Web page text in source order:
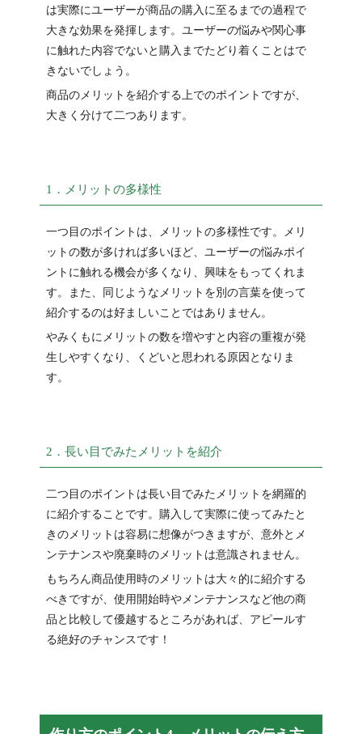
は実際にユーザーが商品の購入に至るまでの過程で
大きな効果を発揮します。ユーザーの悩みや関心事
に触れた内容でないと購入までたどり着くことはで
きないでしょう。
商品のメリットを紹介する上でのポイントですが、
大きく分けて二つあります。
1．メリットの多様性
一つ目のポイントは、メリットの多様性です。メリ
ットの数が多ければ多いほど、ユーザーの悩みポイ
ントに触れる機会が多くなり、興味をもってくれま
す。また、同じようなメリットを別の言葉を使って
紹介するのは好ましいことではありません。
やみくもにメリットの数を増やすと内容の重複が発
生しやすくなり、くどいと思われる原因となりま
す。
2．長い目でみたメリットを紹介
二つ目のポイントは長い目でみたメリットを網羅的
に紹介することです。購入して実際に使ってみたと
きのメリットは容易に想像がつきますが、意外とメ
ンテナンスや廃棄時のメリットは意識されません。
もちろん商品使用時のメリットは大々的に紹介する
べきですが、使用開始時やメンテナンスなど他の商
品と比較して優越するところがあれば、アピールす
る絶好のチャンスです！